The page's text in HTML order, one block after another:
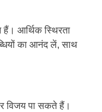
आर्थिक स्थिरता
का आनंद लें, साथ
विजय पा सकते हैं।